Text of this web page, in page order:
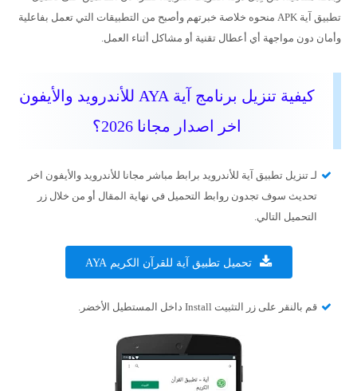
تطبيق آية APK منحوه خلاصة خبرتهم وأصبح من التطبيقات التي تعمل بفاعلية
وأمان دون مواجهة أي أعطال تقنية أو مشاكل أثناء العمل.
كيفية تنزيل برنامج آية AYA للأندرويد والأيفون
اخر اصدار مجانا 2026؟
لـ تنزيل تطبيق آية للأندرويد برابط مباشر مجانا للأندرويد والأيفون اخر
تحديث سوف تجدون روابط التحميل في نهاية المقال أو من خلال زر
التحميل التالي.
تحميل تطبيق آية للقرآن الكريم AYA
قم بالنقر على زر التثبيت Install داخل المستطيل الأخضر.